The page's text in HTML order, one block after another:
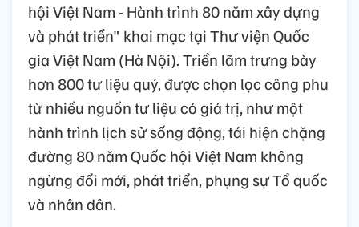
hội Việt Nam - Hành trình 80 năm xây dựng
và phát triển" khai mạc tại Thư viện Quốc
gia Việt Nam (Hà Nội). Triển lãm trưng bày
hơn 800 tư liệu quý, được chọn lọc công phu
từ nhiều nguồn tư liệu có giá trị, như một
hành trình lịch sử sống động, tái hiện chặng
đường 80 năm Quốc hội Việt Nam không
ngừng đổi mới, phát triển, phụng sự Tổ quốc
và nhân dân.